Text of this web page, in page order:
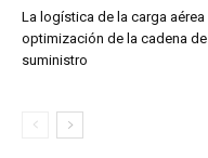
La logística de la carga aérea
optimización de la cadena de
suministro